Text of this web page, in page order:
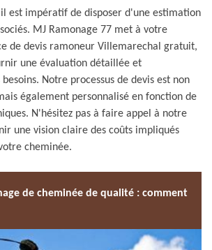
est impératif de disposer d'une estimation
MJ Ramonage 77 met à votre
de devis ramoneur Villemarechal gratuit,
une évaluation détaillée et
Notre processus de devis est non
également personnalisé en fonction de
N'hésitez pas à faire appel à notre
une vision claire des coûts impliqués
cheminée.
de cheminée de qualité : comment